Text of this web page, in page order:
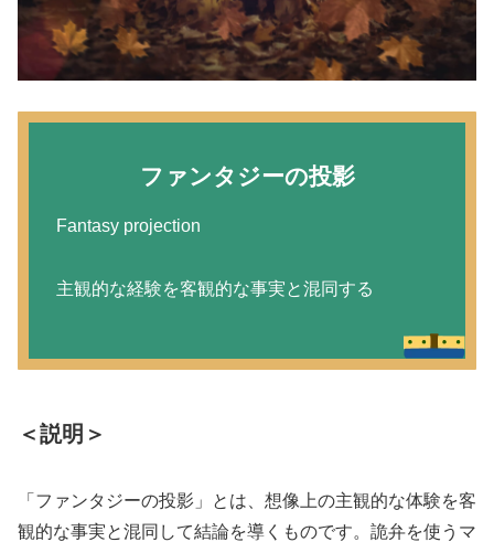
ファンタジーの投影
Fantasy projection
主観的な経験を客観的な事実と混同する
＜説明＞
「ファンタジーの投影」とは、想像上の主観的な体験を客
観的な事実と混同して結論を導くものです。詭弁を使うマ